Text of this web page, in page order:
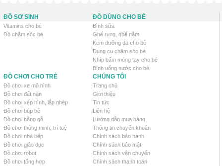
ĐỒ SƠ SINH
Vitamins cho bé
Đồ chăm sóc bé
ĐỒ DÙNG CHO BÉ
Bình sữa
Ghế rung, ghế nằm
Kem dưỡng da cho bé
Dụng cụ chăm sóc bé
Nhíp bấm móng tay cho bé
Bình uống nước cho bé
ĐỒ CHƠI CHO TRẺ
Đồ chơi xe mô hình
Đồ chơi đất nặn
Đồ chơi xếp hình, lắp ghép
Đồ chơi búp bê
Đồ chơi bằng gỗ
Đồ chơi thông minh, trí tuệ
Đồ chơi nhà bếp
Đồ chơi giáo dục
Đồ chơi robot
Đồ chơi tổng hợp
CHÚNG TÔI
Trang chủ
Giới thiệu
Tin tức
Liên hệ
Hướng dẫn mua hàng
Thông tin chuyển khoản
Chính sách bảo hành
Chính sách bảo mật
Chính sách vận chuyển
Chính sách thanh toán